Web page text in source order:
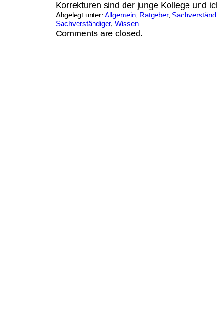
Korrekturen sind der junge Kollege und
Abgelegt unter: Allgemein, Ratgeber,
Sachverständiger, Wissen
Comments are closed.